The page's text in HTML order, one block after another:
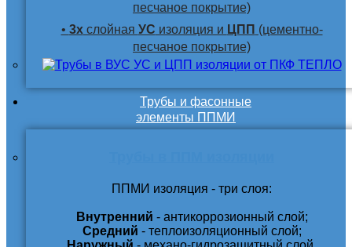
песчаное покрытие)
• 3хслойная УС изоляция и ЦПП (цементно-
песчаное покрытие)
Трубы и фасонные
элементы ППМИ
ППМИ изоляция - три слоя:
Внутренний - антикоррозионный слой;
Средний - теплоизоляционный слой;